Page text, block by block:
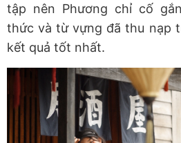
tập nên Phương chỉ cố
thức và từ vựng đã thu nạp
kết quả tốt nhất.